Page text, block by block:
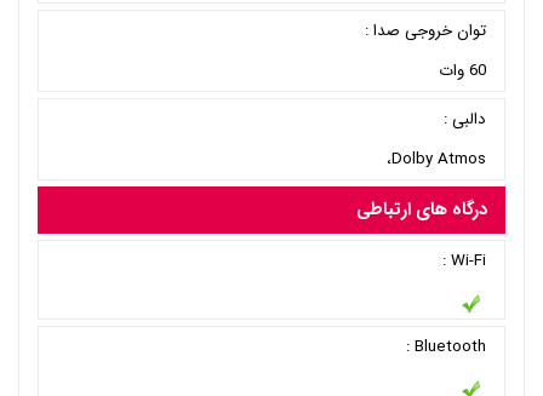
توان خروجی صدا :
60 وات
دالبی :
Dolby Atmos،
درگاه های ارتباطی
Wi-Fi :
Bluetooth :